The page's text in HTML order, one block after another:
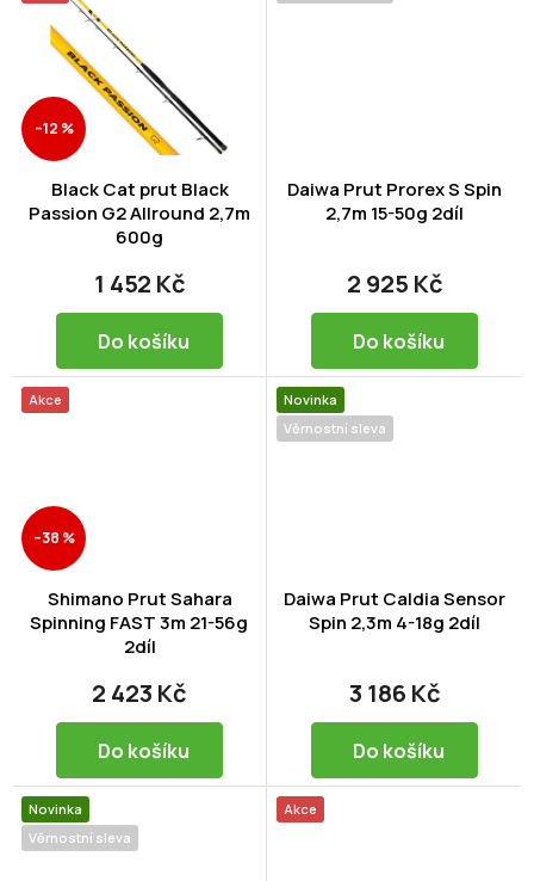
–12 %
Black Cat prut Black
Passion G2 Allround 2,7m
600g
1 452 Kč
Do košíku
Daiwa Prut Prorex S Spin
2,7m 15-50g 2díl
2 925 Kč
Do košíku
Akce
–38 %
Shimano Prut Sahara
Spinning FAST 3m 21-56g
2díl
2 423 Kč
Do košíku
Novinka
Věrnostní sleva
Daiwa Prut Caldia Sensor
Spin 2,3m 4-18g 2díl
3 186 Kč
Do košíku
Novinka
Věrnostní sleva
Akce